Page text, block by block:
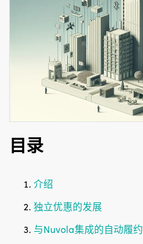
目录
介绍
独立优惠的发展
与Nuvola集成的自动履约